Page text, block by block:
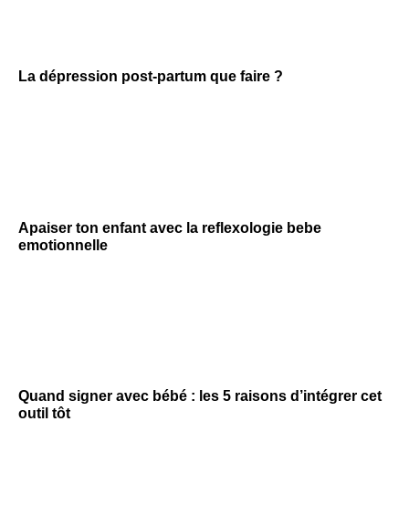
La dépression post-partum que faire ?
Apaiser ton enfant avec la reflexologie bebe
emotionnelle
Quand signer avec bébé : les 5 raisons d’intégrer cet
outil tôt